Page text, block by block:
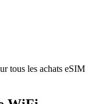
tous les achats eSIM